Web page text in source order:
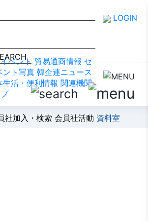
ベント 貿易通商情報 セ
ント写真 韓企連ニュース
生活・便利情報 関連機関
LOGIN
社加入・検索 会員社活動 資料室